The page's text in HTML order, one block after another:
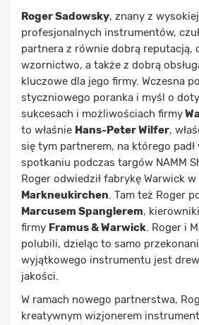
Roger Sadowsky, znany z
profesjonalnych instrumentów,
partnera z równie dobrą reputacją,
wzornictwo, a także z dobrą
kluczowe dla jego firmy. Wczesna
styczniowego poranka i myśl o
sukcesach i możliwościach firmy
to właśnie Hans-Peter Wilfer,
się tym partnerem, na którego padł
spotkaniu podczas targów NAMM
Roger odwiedził fabrykę Warwick
Markneukirchen. Tam też Roger
Marcusem Spanglerem,
firmy Framus & Warwick. Roger i
polubili, dzieląc to samo
wyjątkowego instrumentu jest
jakości.
W ramach nowego partnerstwa,
kreatywnym wizjonerem